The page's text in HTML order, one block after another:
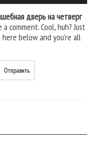
дверь на четверг
comment. Cool, huh? Just
below and you’re all